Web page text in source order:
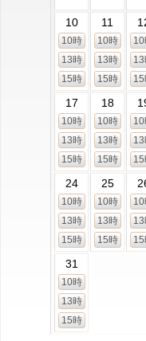
10
10時
13時
15時
11
10時
13時
15時
10
13
15
17
10時
13時
15時
18
10時
13時
15時
10
13
15
24
10時
13時
15時
25
10時
13時
15時
10
13
15
31
10時
13時
15時